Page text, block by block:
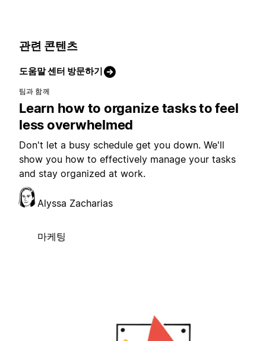
관련 콘텐츠
도움말 센터 방문하기
팀과 함께
Learn how to organize tasks to feel
less overwhelmed
Don't let a busy schedule get you down. We'll
show you how to effectively manage your tasks
and stay organized at work.
Alyssa Zacharias
마케팅